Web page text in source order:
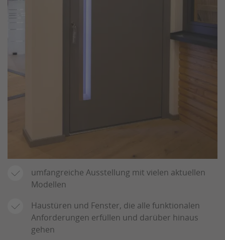
umfangreiche Ausstellung mit vielen aktuellen
Modellen
Haustüren und Fenster, die alle funktionalen
Anforderungen erfüllen und darüber hinaus
gehen